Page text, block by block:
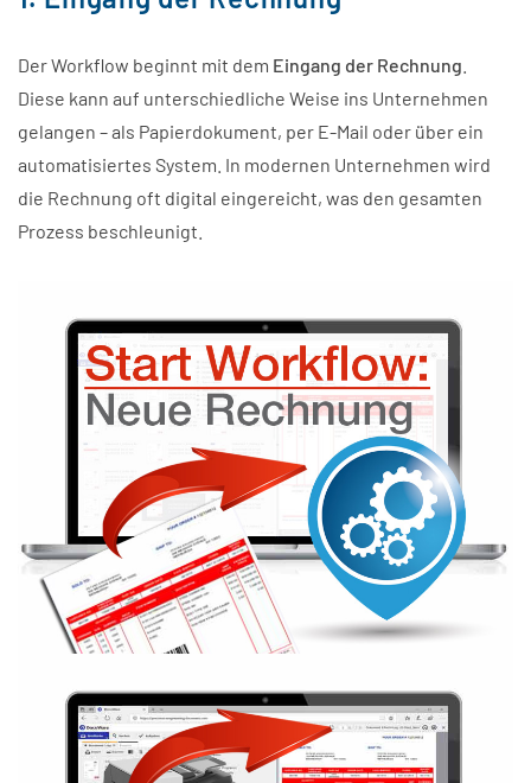
Der Workflow beginnt mit dem Eingang der Rechnung
Diese kann auf unterschiedliche Weise ins Unternehmen
gelangen – als Papierdokument, per E-Mail oder über ein
automatisiertes System. In modernen Unternehmen wird
die Rechnung oft digital eingereicht, was den gesamten
Prozess beschleunigt.